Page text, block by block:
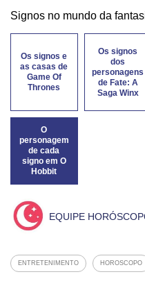
Signos no mundo da
Os signos e
as casas de
Game Of
Thrones
Os signos
dos
personagens
de Fate: A
Saga Winx
O
personagem
de cada
signo em O
Hobbit
EQUIPE
ENTRETENIMENTO HOROSCOPO